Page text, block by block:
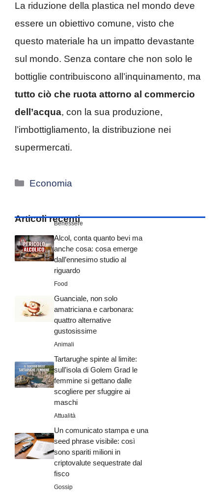
La riduzione della plastica nel mondo deve
essere un obiettivo comune, visto che
questo materiale ha un impatto devastante
sul mondo. Senza contare che non solo le
bottiglie contribuiscono all’inquinamento, ma
tutto ciò che ruota attorno al commercio
dell’acqua, con la sua produzione,
l’imbottigliamento, la distribuzione nei
supermercati.
Categorie
Economia
Articoli recenti
Benessere
Alcol, conta quanto bevi ma
anche cosa: cosa emerge
dall’ennesimo studio al
riguardo
Food
Guanciale, non solo
amatriciana e carbonara:
quattro alternative
gustosissime
Animali
Tartarughe spinte al limite:
sull’isola di Golem Grad le
femmine si gettano dalle
scogliere per sfuggire ai
maschi
Attualità
Un comunicato stampa e una
seed phrase visibile: così
sono spariti milioni in
criptovalute sequestrate dal
fisco
Gossip